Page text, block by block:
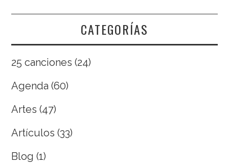
CATEGORÍAS
25 canciones (24)
Agenda (60)
Artes (47)
Artículos (33)
Blog (1)